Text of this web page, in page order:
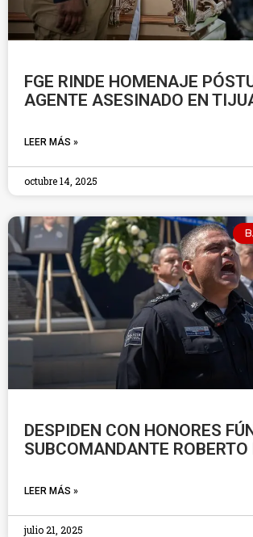
FGE RINDE HOMENAJE
AGENTE ASESINADO EN
LEER MÁS »
octubre 14, 2025
DESPIDEN CON HONORES
SUBCOMANDANTE ROBERTO
LEER MÁS »
julio 21, 2025